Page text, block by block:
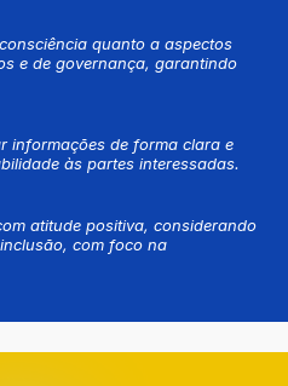
quanto a aspectos
e de governança, garantindo
informações de forma clara e
às partes interessadas.
atitude positiva, considerando
com foco na